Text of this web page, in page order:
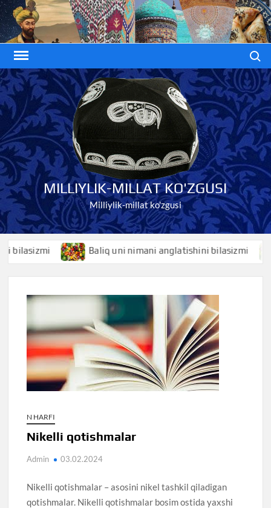
Skip
to
content
MILLIYLIK-MILLAT KO'ZGUSI
Milliylik-millat ko'zgusi
Baliq uni nimani anglatishini bilasizmi
N HARFI
Nikelli qotishmalar
Admin 03.02.2024
Nikelli qotishmalar – asosini nikel tashkil qiladigan
qotishmalar. Nikelli qotishmalar bosim ostida yaxshi